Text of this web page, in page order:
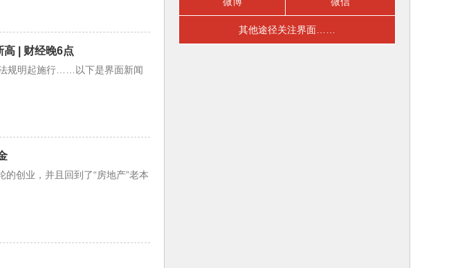
| 财经晚6点
规​​​​​明起施行​​​​​……以下是界面新闻
的创业，并且回到了“房地产”老本
其他途径关注界面……